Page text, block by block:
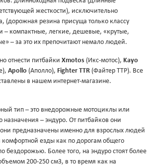
жесткости), исключительно
(дорожная резина присуща только классу
– компактные, легкие, дешевые, «крутые,
– за это их препочитают немало людей.
отнести питбайки Xmotos (Икс-мотос), Kayo
Apollo (Аполло), Fighter TTR (Файтер ТТР). Все
в нашем интернет-магазине.
тип – это внедорожные мотоциклы или
– эндуро. От питбайков они
они предназначены именно для взрослых людей
комфортной езды как по дорогам общего
бездорожью. Более того, на эндуро стоят более
200-250 см3, в то время как на